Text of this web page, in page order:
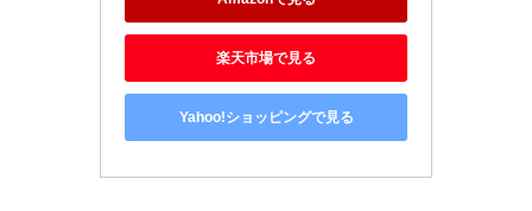
楽天市場で見る
Yahoo!ショッピングで見る